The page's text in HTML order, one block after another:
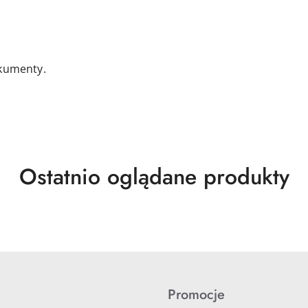
Produkty
Ostatnio oglądane produkty
Promocje